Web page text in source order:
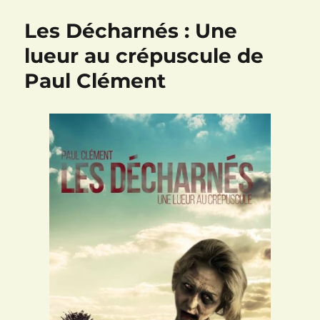
Les Décharnés : Une
lueur au crépuscule de
Paul Clément